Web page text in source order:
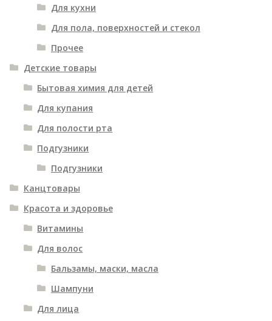
Для кухни
Для пола, поверхностей и стекол
Прочее
Детские товары
Бытовая химия для детей
Для купания
Для полости рта
Подгузники
Подгузники
Канцтовары
Красота и здоровье
Витамины
Для волос
Бальзамы, маски, масла
Шампуни
Для лица